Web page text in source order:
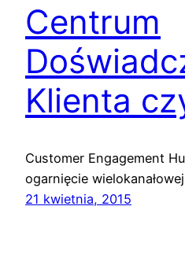
Centrum
Klienta
Customer Engagement
ogarnięcie
21 kwietnia, 2015